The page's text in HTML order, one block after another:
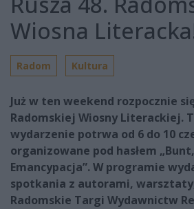
Wiosna
Radom Kultura
Już w ten weekend rozpocznie
Radomskiej Wiosny Literackiej.
wydarzenie potrwa od 6 do 10
organizowane pod hasłem
Emancypacja”. W programie
spotkania z autorami,
Radomskie Targi Wydawnictw